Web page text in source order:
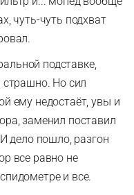
чуть-чуть подхват
подставке,
страшно. Но сил
ему недостаёт, увы и
заменил поставил
дело пошло, разгон
все равно не
и все.